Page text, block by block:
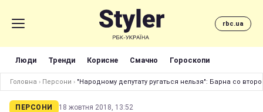
rbc.ua
Люди Тренди Корисне Смачно Гороскопи
Головна › Персони › "Народному депутату ругаться нельзя": Барна со
ПЕРСОНИ 18 жовтня 2018, 13:52